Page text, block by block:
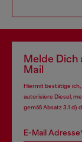
Melde
Mail
Hiermit bestätige ich,
autorisiere Diesel,
gemäß Absatz 3.1 d)
E-Mail